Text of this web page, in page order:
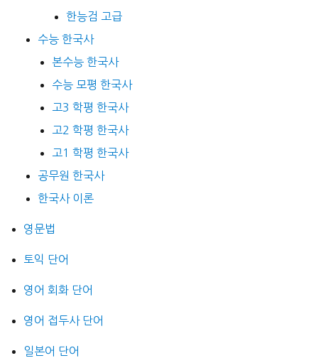
한능검 고급
수능 한국사
본수능 한국사
수능 모평 한국사
고3 학평 한국사
고2 학평 한국사
고1 학평 한국사
공무원 한국사
한국사 이론
영문법
토익 단어
영어 회화 단어
영어 접두사 단어
일본어 단어